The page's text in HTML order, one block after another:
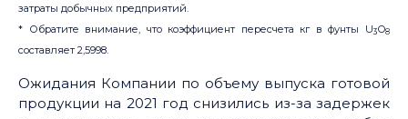
затраты добычных предприятий.
* Обратите внимание, что коэффициент пересчета кг в фунты U3O8
составляет 2,5998.
Ожидания Компании по объему выпуска готовой
продукции на 2021 год снизились из-за задержек